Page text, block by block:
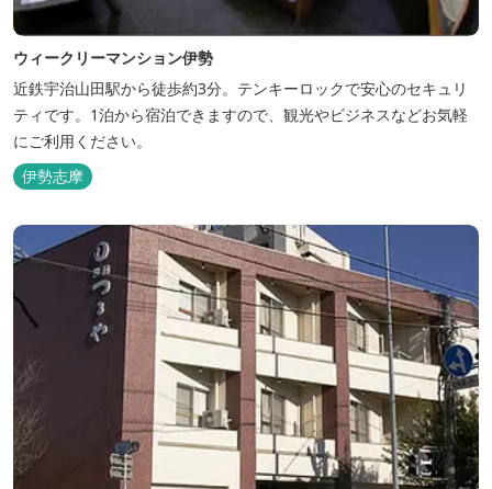
ウィークリーマンション伊勢
近鉄宇治山田駅から徒歩約3分。テンキーロックで安心のセキュリ
ティです。1泊から宿泊できますので、観光やビジネスなどお気軽
にご利用ください。
伊勢志摩